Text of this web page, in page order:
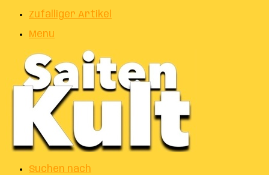
Zufälliger Artikel
Menu
Suchen nach